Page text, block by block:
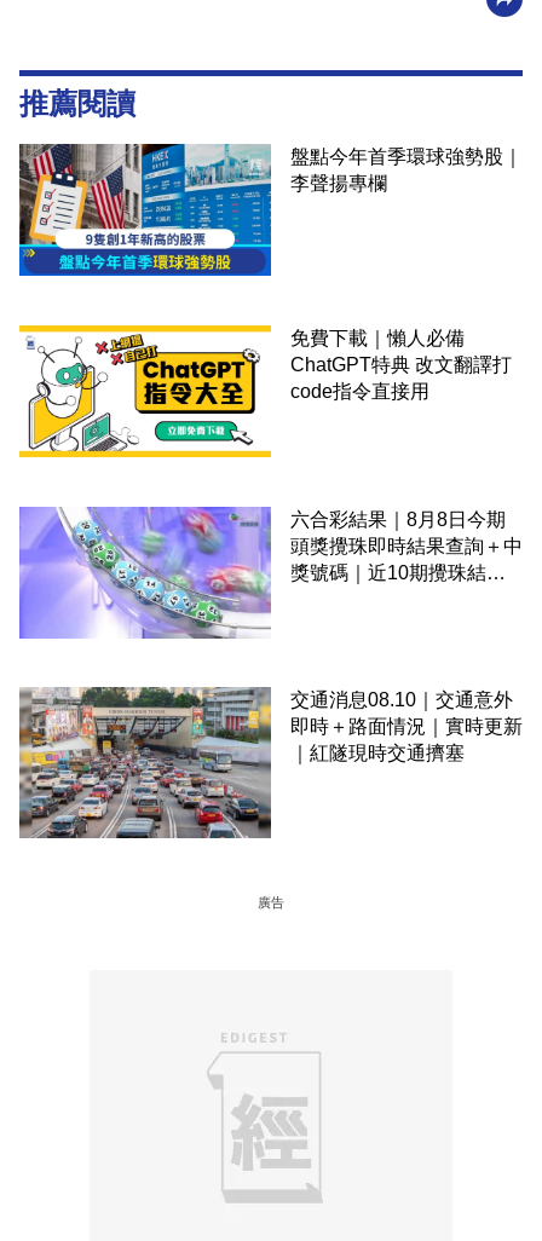
推薦閱讀
盤點今年首季環球強勢股｜
李聲揚專欄
免費下載｜懶人必備
ChatGPT特典 改文翻譯打
code指令直接用
六合彩結果｜8月8日今期
頭獎攪珠即時結果查詢＋中
獎號碼｜近10期攪珠結果
交通消息08.10｜交通意外
即時＋路面情況｜實時更新
｜紅隧現時交通擠塞
廣告